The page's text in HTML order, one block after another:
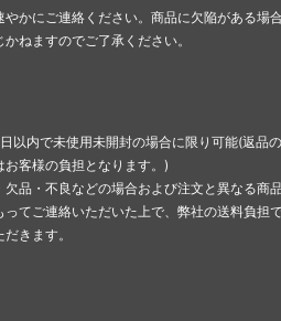
かにご連絡ください。商品に欠陥がある場合
ねますのでご了承ください。
以内で未使用未開封の場合に限り可能(返品
お客様の負担となります。)
欠品・不良などの場合および注文と異なる商
ってご連絡いただいた上で、弊社の送料負担
きます。